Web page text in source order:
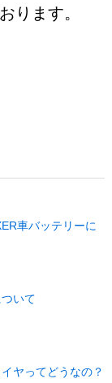
ります。
車バッテリーに
いて
ヤってどうなの？